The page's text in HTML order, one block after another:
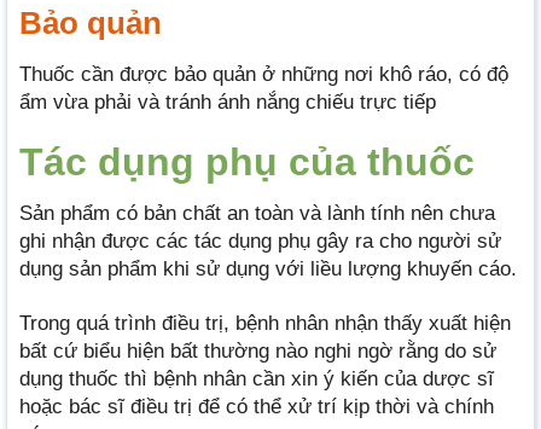
Bảo quản
Thuốc cần được bảo quản ở những nơi khô ráo, có độ
ẩm vừa phải và tránh ánh nắng chiếu trực tiếp
Tác dụng phụ của thuốc
Sản phẩm có bản chất an toàn và lành tính nên chưa
ghi nhận được các tác dụng phụ gây ra cho người sử
dụng sản phẩm khi sử dụng với liều lượng khuyến cáo.
Trong quá trình điều trị, bệnh nhân nhận thấy xuất hiện
bất cứ biểu hiện bất thường nào nghi ngờ rằng do sử
dụng thuốc thì bệnh nhân cần xin ý kiến của dược sĩ
hoặc bác sĩ điều trị để có thể xử trí kịp thời và chính